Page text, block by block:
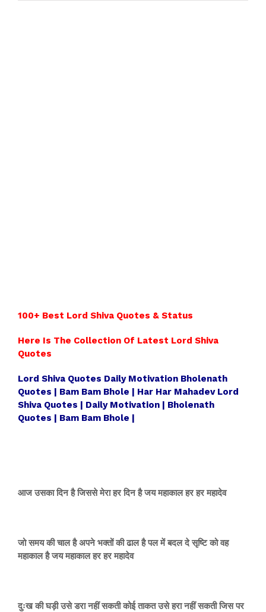
100+ Best Lord Shiva Quotes & Status
Here Is The Collection Of Latest Lord Shiva
Quotes
Lord Shiva Quotes Daily Motivation Bholenath
Quotes | Bam Bam Bhole | Har Har Mahadev Lord
Shiva Quotes | Daily Motivation | Bholenath
Quotes | Bam Bam Bhole |
आज उसका दिन है जिससे मेरा हर दिन है जय महाकाल हर हर महादेव
जो समय की चाल है अपने भक्तों की ढाल है पल में बदल दे सृष्टि को वह
महाकाल है जय महाकाल हर हर महादेव
दुःख की घड़ी उसे डरा नहीं सकती कोई ताकत उसे हरा नहीं सकती जिस पर